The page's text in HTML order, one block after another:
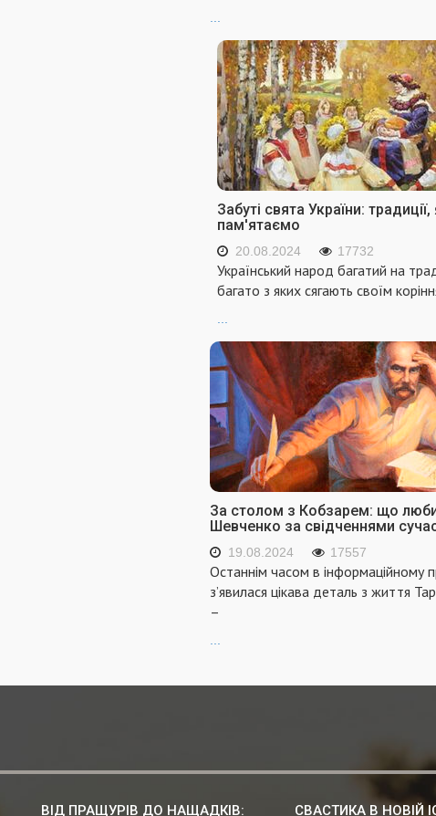
...
Забуті свята України:
пам'ятаємо
20.08.2024 17732
Український народ багатий на
багато з яких сягають своїм
...
За столом з Кобзарем: що
Шевченко за свідченнями
19.08.2024 17557
Останнім часом в інформаційному
з’явилася цікава деталь з життя
–
...
ВІД ПРАЩУРІВ ДО НАЩАДКІВ:
СВАСТИКА В НОВІЙ